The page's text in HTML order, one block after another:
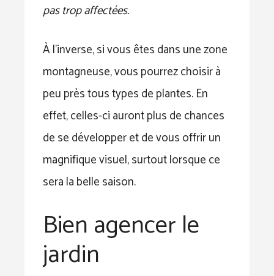
pas trop affectées.
À l’inverse, si vous êtes dans une zone
montagneuse, vous pourrez choisir à
peu près tous types de plantes. En
effet, celles-ci auront plus de chances
de se développer et de vous offrir un
magnifique visuel, surtout lorsque ce
sera la belle saison.
Bien agencer le
jardin